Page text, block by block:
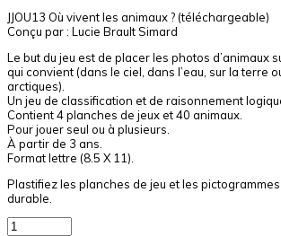
JJOU13 Où vivent les animaux ? (téléchargeable)
Conçu par : Lucie Brault Simard
Le but du jeu est de placer les photos d’animaux
qui convient (dans le ciel, dans l’eau, sur la terre
arctiques).
Un jeu de classification et de raisonnement
Contient 4 planches de jeux et 40 animaux.
Pour jouer seul ou à plusieurs.
À partir de 3 ans.
Format lettre (8.5 X 11).
Plastifiez les planches de jeu et les
durable.